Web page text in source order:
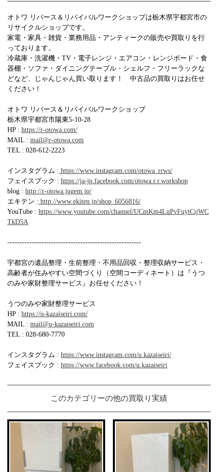
オトワ リバース＆リバイバルワークショップは栃木県宇都宮市の
リサイクルショップです。
家電・家具・雑貨・業務用品・アンティークの販売や買取りを行
っております。
冷蔵庫・洗濯機・TV・電子レンジ・エアコン・レンジボード・食
器棚・ソファ・ダイニングテーブル・シェルフ・フリーラックな
どなど、じゃんじゃん買い取ります！ 中古品の買取りはお任せ
ください！
オトワ リバース＆リバイバルワークショップ
栃木県宇都宮市陽東5-10-28
HP : https://r-otowa.com/
MAIL : mail@r-otowa.com
TEL : 028-612-2223
インスタグラム : https://www.instagram.com/otowa_rrws/
フェイスブック : https://ja-jp.facebook.com/otowa.r.r.workshop
blog : http://r-otowa.jugem.jp/
エキテン : http://www.ekiten.jp/shop_6056816/
YouTube : https://www.youtube.com/channel/UCmKm4LqPvFuytCijWC
TkD5A
-------------------------------------------------------
宇都宮の遺品整理・生前整理・不用品回収・整理収納サービス・
高齢者が住みやすい空間づくり（空間コーディネート）は『うつ
のみや家財整理サービス』お任せください！
うつのみや家財整理サービス
HP : https://u-kazaiseiri.com/
MAIL : mail@u-kazaiseiri.com
TEL : 028-680-7770
インスタグラム : https://www.instagram.com/u.kazaiseiri/
フェイスブック : https://www.facebook.com/u.kazaiseiri
このカテゴリーの他の買取り実績